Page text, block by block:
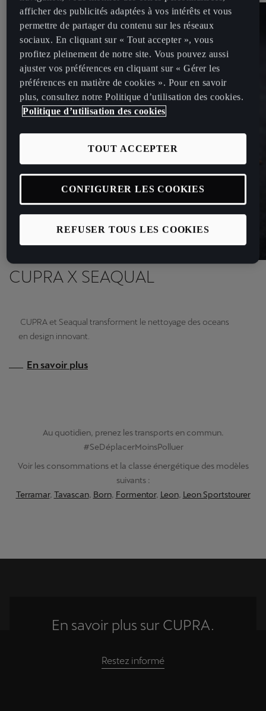
CUPRA X SEAQUAL
CUPRA et Seaqual transforment le nettoyage des oceans
en design innovant.
En savoir plus
Au quotidien, prenez les transports en commun.
#SeDéplacerMoinsPolluer
Voir les consommations et la classe énergétique des modèles
suivants :
Terramar, Tavascan, Born, Formentor, Leon, Leon Sportstourer
En savoir plus sur CUPRA.
Restez informé
afficher des publicités adaptées à vos intérêts et vous
permettre de partager du contenu sur les réseaux
sociaux. En cliquant sur « Tout accepter », vous
profitez pleinement de notre site. Vous pouvez aussi
ajuster vos préférences en cliquant sur « Gérer les
préférences en matière de cookies ». Pour en savoir
plus, consultez notre Politique d’utilisation des cookies.
Politique d’utilisation des cookies
REFUSER TOUS LES COOKIES
TOUT ACCEPTER
CONFIGURER LES COOKIES